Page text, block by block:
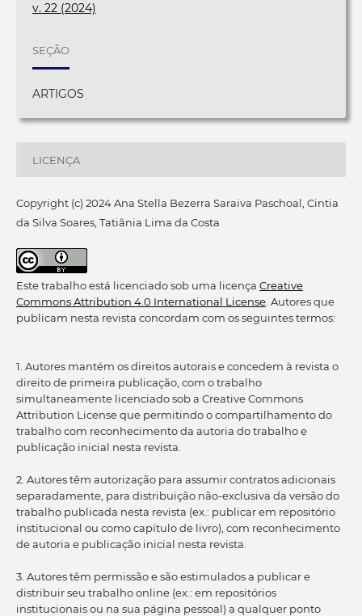
v. 22 (2024)
SEÇÃO
ARTIGOS
LICENÇA
Copyright (c) 2024 Ana Stella Bezerra Saraiva Paschoal, Cintia
da Silva Soares, Tatiânia Lima da Costa
Este trabalho está licenciado sob uma licença Creative
Commons Attribution 4.0 International License. Autores que
publicam nesta revista concordam com os seguintes termos:
1. Autores mantém os direitos autorais e concedem à revista o
direito de primeira publicação, com o trabalho
simultaneamente licenciado sob a Creative Commons
Attribution License que permitindo o compartilhamento do
trabalho com reconhecimento da autoria do trabalho e
publicação inicial nesta revista.
2. Autores têm autorização para assumir contratos adicionais
separadamente, para distribuição não-exclusiva da versão do
trabalho publicada nesta revista (ex.: publicar em repositório
institucional ou como capítulo de livro), com reconhecimento
de autoria e publicação inicial nesta revista.
3. Autores têm permissão e são estimulados a publicar e
distribuir seu trabalho online (ex.: em repositórios
institucionais ou na sua página pessoal) a qualquer ponto